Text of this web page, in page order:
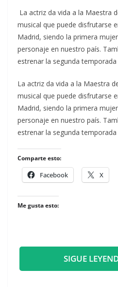
La actriz da vida a la Maestra
musical que puede disfrutarse
Madrid, siendo la primera
personaje en nuestro país.
estrenar la segunda
​La actriz da vida a la Maestra
musical que puede disfrutarse
Madrid, siendo la primera
personaje en nuestro país.
estrenar la segunda
Comparte esto:
Facebook X
Me gusta esto:
SIGUE